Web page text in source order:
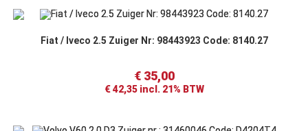
Fiat / Iveco 2.5 Zuiger Nr: 98443923 Code: 8140.27
€35,00
€42,35incl. 21% BTW